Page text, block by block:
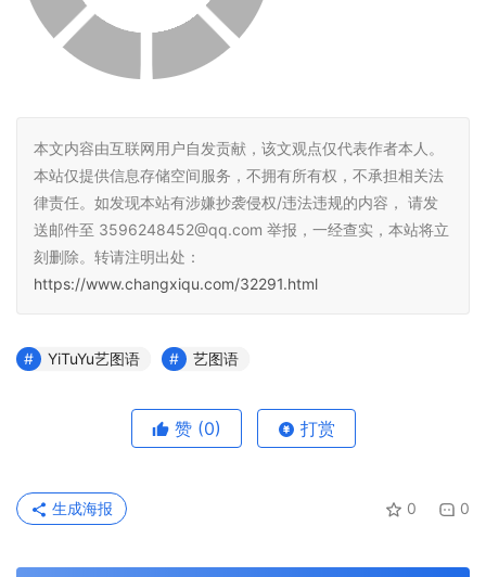
本文内容由互联网用户自发贡献，该文观点仅代表作者本人。
本站仅提供信息存储空间服务，不拥有所有权，不承担相关法
律责任。如发现本站有涉嫌抄袭侵权/违法违规的内容， 请发
送邮件至 3596248452@qq.com 举报，一经查实，本站将立
刻删除。转请注明出处：
https://www.changxiqu.com/32291.html
YiTuYu艺图语 艺图语
赞 (0) 打赏
0 0
生成海报